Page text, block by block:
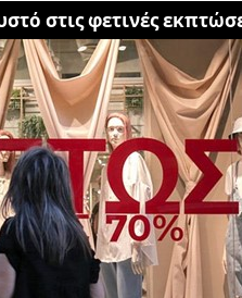
στις φετινές